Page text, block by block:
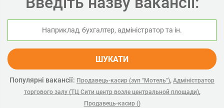
ШУКАТИ
Популярні вакансії: Продавець-касир (зуп "Мотель"), Адміністратор
торгового залу (ТЦ Сити центр возле центральной площади),
Продавець-касир ()